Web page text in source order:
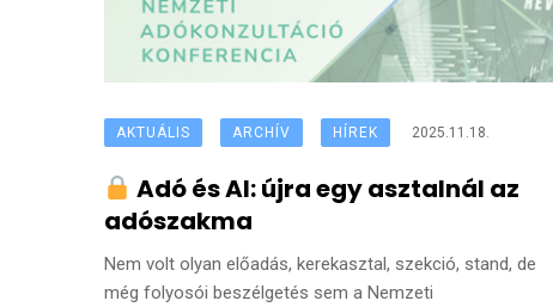
AKTUÁLIS ARCHÍV HÍREK 2025.11.18.
Adó és AI: újra egy asztalnál az
adószakma
Nem volt olyan előadás, kerekasztal, szekció, stand, de
még folyosói beszélgetés sem a Nemzeti